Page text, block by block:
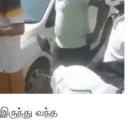
வந்த